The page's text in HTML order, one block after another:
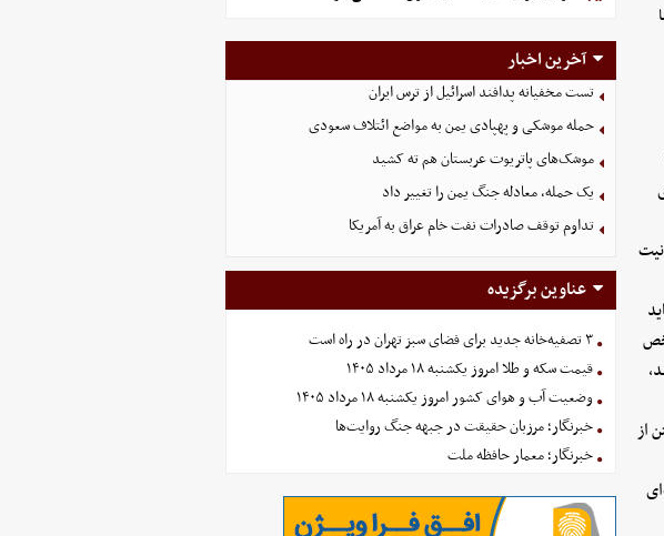
از
آخرین اخبار
تست مخفیانه پدافند اسرائیل از ترس ایران
حمله موشکی و پهپادی یمن به مواضع ائتلاف سعودی
موشک‌های پاتریوت عربستان هم ته‌ کشید
یک حمله، معادله جنگ یمن را تغییر داد
تداوم توقف صادرات نفت خام عراق به آمریکا
عناوین برگزیده
۳ تصفیه‌خانه جدید برای فضای سبز تهران در راه است
قیمت سکه و طلا امروز یکشنبه ۱۸ مرداد ۱۴۰۵
وضعیت آب و هوای کشور امروز یکشنبه ۱۸ مرداد ۱۴۰۵
خبرنگار؛ مرزبان حقیقت در جبهه جنگ روایت‌ها
خبرنگار؛ معمار حافظه ملت